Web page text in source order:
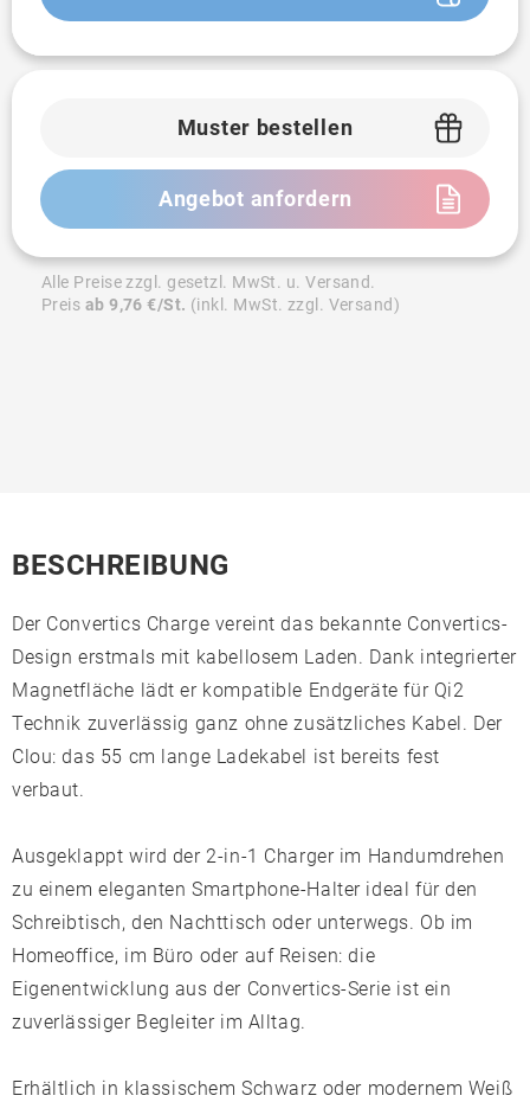
Muster bestellen
Angebot anfordern
Alle Preise zzgl. gesetzl. MwSt. u. Versand.
Preis ab 9,76 €/St. (inkl. MwSt. zzgl. Versand)
BESCHREIBUNG
Der Convertics Charge vereint das bekannte Convertics-
Design erstmals mit kabellosem Laden. Dank integrierter
Magnetfläche lädt er kompatible Endgeräte für Qi2
Technik zuverlässig ganz ohne zusätzliches Kabel. Der
Clou: das 55 cm lange Ladekabel ist bereits fest
verbaut.
Ausgeklappt wird der 2-in-1 Charger im Handumdrehen
zu einem eleganten Smartphone-Halter ideal für den
Schreibtisch, den Nachttisch oder unterwegs. Ob im
Homeoffice, im Büro oder auf Reisen: die
Eigenentwicklung aus der Convertics-Serie ist ein
zuverlässiger Begleiter im Alltag.
Erhältlich in klassischem Schwarz oder modernem Weiß